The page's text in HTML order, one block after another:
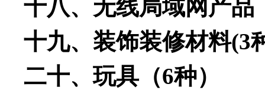
十八、无线局域网产品
十九、装饰装修材料(3
二十、玩具（6种）